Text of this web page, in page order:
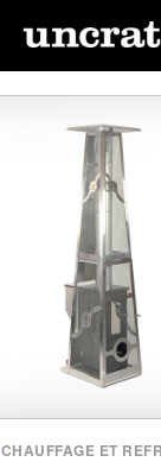
CHAUFFAGE ET